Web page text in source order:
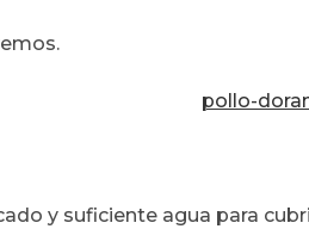
y suficiente agua para